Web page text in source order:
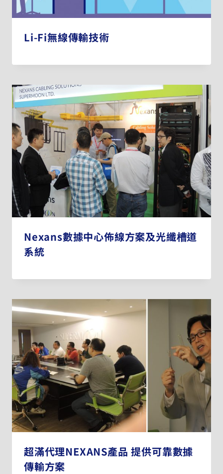
Li-Fi無線傳輸技術
Nexans數據中心佈線方案及光纖槽道
系統
超滿代理NEXANS產品 提供可靠數據
傳輸方案